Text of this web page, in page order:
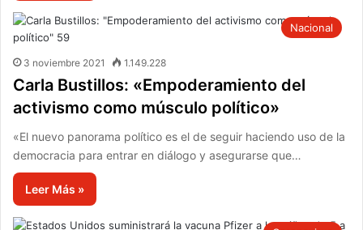
Nacional
3 noviembre 2021 1.149.228
Carla Bustillos: «Empoderamiento del
activismo como músculo político»
«El nuevo panorama político es el de seguir haciendo uso de la
democracia para entrar en diálogo y asegurarse que…
Leer Más »